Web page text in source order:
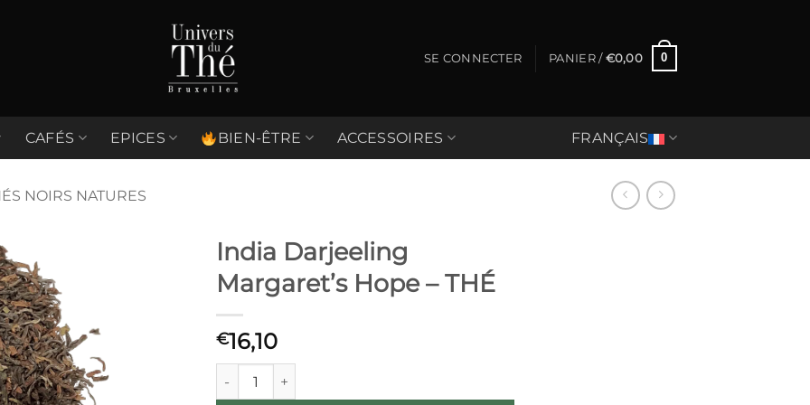
SE CONNECTER PANIER / €0,00 0
CAFÉS EPICES BIEN-ÊTRE ACCESSOIRES FRANÇAIS
NOIRS NATURES
Ajouter
à la liste
de
souhaits
India Darjeeling
Margaret’s Hope – THÉ
€16,10
quantité de India Darjeeling Margaret's Hope - THÉ